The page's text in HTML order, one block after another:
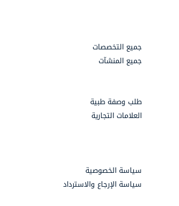
جميع التخصصات
جميع المنشآت
طلب وصفة طبية
العلامات التجارية
سياسة الخصوصية
سياسة الإرجاع والاسترداد